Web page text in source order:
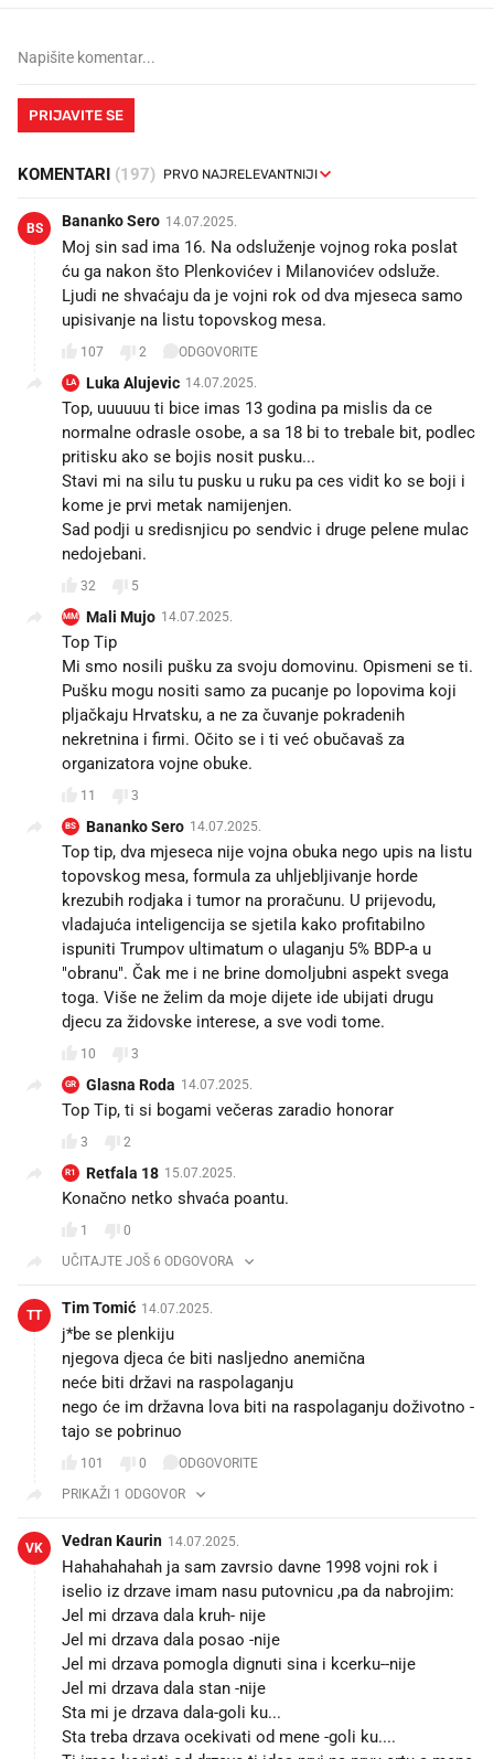
PRIJAVITE SE
KOMENTARI (197)
BS Bananko Sero 14.07.2025.
Moj sin sad ima 16. Na odsluženje vojnog roka poslat
ću ga nakon što Plenkovićev i Milanovićev odsluže.
Ljudi ne shvaćaju da je vojni rok od dva mjeseca samo
upisivanje na listu topovskog mesa.
107 2 ODGOVORITE
LA Luka Alujevic 14.07.2025.
Top, uuuuuu ti bice imas 13 godina pa mislis da ce
normalne odrasle osobe, a sa 18 bi to trebale bit, podlec
pritisku ako se bojis nosit pusku...
Stavi mi na silu tu pusku u ruku pa ces vidit ko se boji i
kome je prvi metak namijenjen.
Sad podji u sredisnjicu po sendvic i druge pelene mulac
nedojebani.
32 5
MM Mali Mujo 14.07.2025.
Top Tip
Mi smo nosili pušku za svoju domovinu. Opismeni se ti.
Pušku mogu nositi samo za pucanje po lopovima koji
pljačkaju Hrvatsku, a ne za čuvanje pokradenih
nekretnina i firmi. Očito se i ti već obučavaš za
organizatora vojne obuke.
11 3
BS Bananko Sero 14.07.2025.
Top tip, dva mjeseca nije vojna obuka nego upis na listu
topovskog mesa, formula za uhljebljivanje horde
krezubih rodjaka i tumor na proračunu. U prijevodu,
vladajuća inteligencija se sjetila kako profitabilno
ispuniti Trumpov ultimatum o ulaganju 5% BDP-a u
"obranu". Čak me i ne brine domoljubni aspekt svega
toga. Više ne želim da moje dijete ide ubijati drugu
djecu za židovske interese, a sve vodi tome.
10 3
GR Glasna Roda 14.07.2025.
Top Tip, ti si bogami večeras zaradio honorar
3 2
R1 Retfala 18 15.07.2025.
Konačno netko shvaća poantu.
1
0
UČITAJTE JOŠ 6 ODGOVORA
TT Tim Tomić 14.07.2025.
j*be se plenkiju
njegova djeca će biti nasljedno anemična
neće biti državi na raspolaganju
nego će im državna lova biti na raspolaganju doživotno -
tajo se pobrinuo
101 0
ODGOVORITE
PRIKAŽI 1 ODGOVOR
VK Vedran Kaurin 14.07.2025.
Hahahahahah ja sam zavrsio davne 1998 vojni rok i
iselio iz drzave imam nasu putovnicu ,pa da nabrojim:
Jel mi drzava dala kruh- nije
Jel mi drzava dala posao -nije
Jel mi drzava pomogla dignuti sina i kcerku--nije
Jel mi drzava dala stan -nije
Sta mi je drzava dala-goli ku...
Sta treba drzava ocekivati od mene -goli ku....